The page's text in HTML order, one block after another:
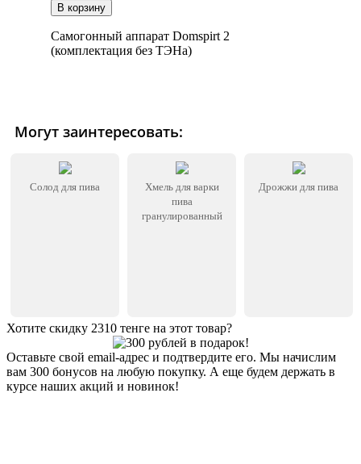
Самогонный аппарат Domspirt 2
(комплектация без ТЭНа)
Могут заинтересовать:
Солод для пива
Хмель для варки
пива
гранулированный
Дрожжи для пива
Хотите скидку 2310 тенге на этот товар?
Оставьте свой email-адрес и подтвердите его. Мы начислим
вам 300 бонусов на любую покупку. А еще будем держать в
курсе наших акций и новинок!